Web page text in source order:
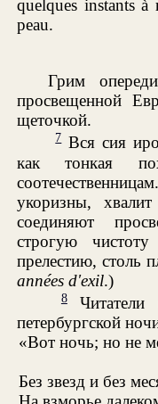
quelques instants
peau.
Грим
просвещенной
щеточкой.
7Вся сия
как тонкая
укоризны,
соединяют
строгую
прелестию, столь
années d'exil.)
8Читатели
петербургской
«Вот ночь; но не
Без звезд и без